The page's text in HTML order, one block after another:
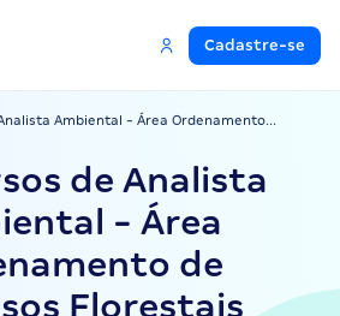
Cadastre-se
Ambiental - Área Ordenamento...
de Analista
- Área
de
Florestais